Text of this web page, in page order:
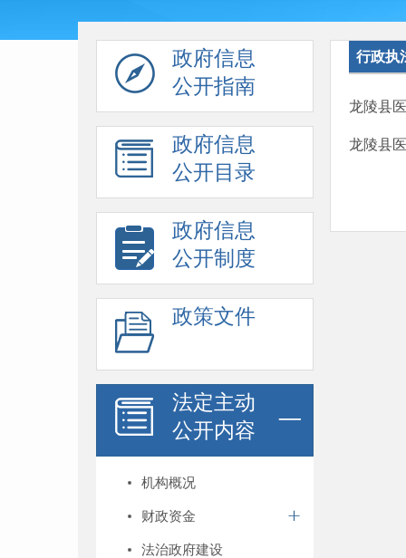
政府信息
公开指南
政府信息
公开目录
政府信息
公开制度
政策文件
法定主动
公开内容
机构概况
财政资金
法治政府建设
行政执
龙陵县
龙陵县